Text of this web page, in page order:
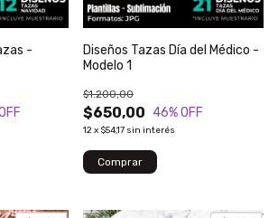
-
Diseños Tazas Día del Médico -
Modelo 1
$650,00
$1.200,00
46% OFF
12x $54,17 sin interés